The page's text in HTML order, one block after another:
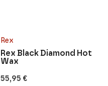
Rex
55,95 €
Rex Black Diamond Hot
Wax